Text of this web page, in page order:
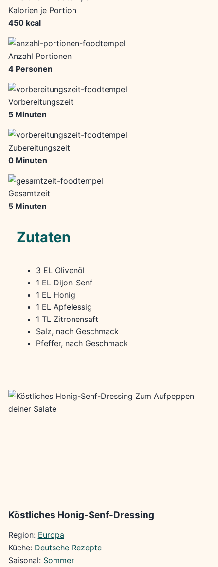
Kalorien je Portion
450 kcal
Anzahl Portionen
4 Personen
Vorbereitungszeit
5 Minuten
Zubereitungszeit
0 Minuten
Gesamtzeit
5 Minuten
Zutaten
3 EL Olivenöl
1 EL Dijon-Senf
1 EL Honig
1 EL Apfelessig
1 TL Zitronensaft
Salz, nach Geschmack
Pfeffer, nach Geschmack
Köstliches Honig-Senf-Dressing
Region: Europa
Küche: Deutsche Rezepte
Saisonal: Sommer